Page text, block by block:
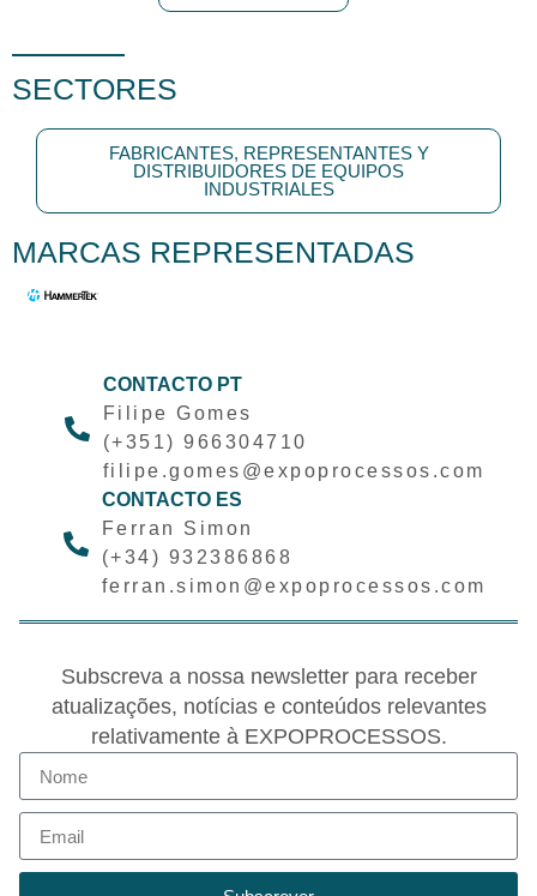
SECTORES
FABRICANTES, REPRESENTANTES Y
DISTRIBUIDORES DE EQUIPOS
INDUSTRIALES
MARCAS REPRESENTADAS
CONTACTO PT
Filipe Gomes
(+351) 966304710
filipe.gomes@expoprocessos.com
CONTACTO ES
Ferran Simon
(+34) 932386868
ferran.simon@expoprocessos.com
Subscreva a nossa newsletter para receber
atualizações, notícias e conteúdos relevantes
relativamente à EXPOPROCESSOS.